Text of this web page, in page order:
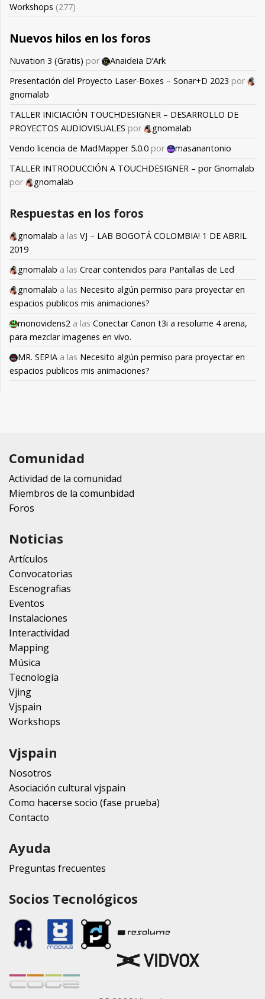
Workshops (277)
Nuevos hilos en los foros
Nuvation 3 (Gratis) por
Anaideia D’Ark
Presentación del Proyecto Laser-Boxes – Sonar+D 2023 por
gnomalab
TALLER INICIACIÓN TOUCHDESIGNER – DESARROLLO DE
PROYECTOS AUDIOVISUALES por
gnomalab
Vendo licencia de MadMapper 5.0.0 por
masanantonio
TALLER INTRODUCCIÓN A TOUCHDESIGNER – por Gnomalab
por
gnomalab
Respuestas en los foros
gnomalab a las VJ – LAB BOGOTÁ COLOMBIA! 1 DE ABRIL
2019
gnomalab a las Crear contenidos para Pantallas de Led
gnomalab a las Necesito algún permiso para proyectar en
espacios publicos mis animaciones?
monovidens2 a las Conectar Canon t3i a resolume 4 arena,
para mezclar imagenes en vivo.
MR. SEPIA a las Necesito algún permiso para proyectar en
espacios publicos mis animaciones?
Comunidad
Actividad de la comunidad
Miembros de la comunbidad
Foros
Noticias
Artículos
Convocatorias
Escenografias
Eventos
Instalaciones
Interactividad
Mapping
Música
Tecnología
Vjing
Vjspain
Workshops
Vjspain
Nosotros
Asociación cultural vjspain
Como hacerse socio (fase prueba)
Contacto
Ayuda
Preguntas frecuentes
Socios Tecnológicos